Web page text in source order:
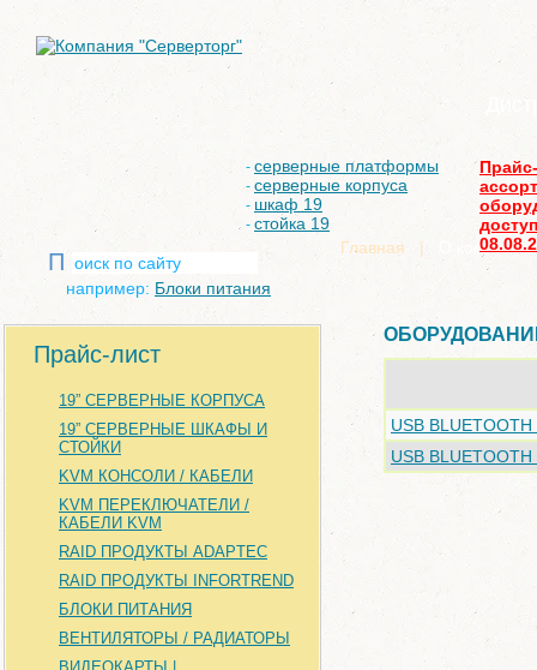
- серверные платформы
- серверные корпуса
- шкаф 19
- стойка 19
П
например: Блоки питания
Главная | О компании
Прайс-лист
19” СЕРВЕРНЫЕ КОРПУСА
19” СЕРВЕРНЫЕ ШКАФЫ И
СТОЙКИ
KVM КОНСОЛИ / КАБЕЛИ
KVM ПЕРЕКЛЮЧАТЕЛИ /
КАБЕЛИ KVM
RAID ПРОДУКТЫ ADAPTEC
RAID ПРОДУКТЫ INFORTREND
БЛОКИ ПИТАНИЯ
ВЕНТИЛЯТОРЫ / РАДИАТОРЫ
USB
USB